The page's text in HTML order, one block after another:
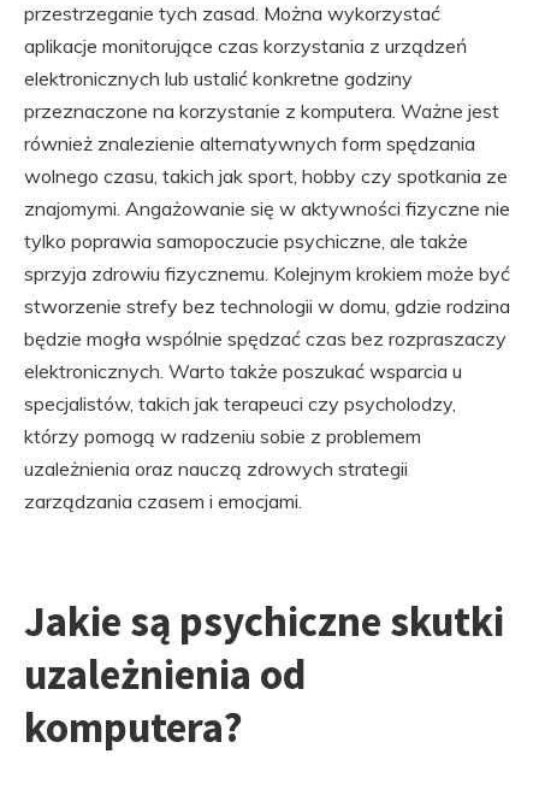
przestrzeganie tych zasad. Można wykorzystać
aplikacje monitorujące czas korzystania z urządzeń
elektronicznych lub ustalić konkretne godziny
przeznaczone na korzystanie z komputera. Ważne jest
również znalezienie alternatywnych form spędzania
wolnego czasu, takich jak sport, hobby czy spotkania ze
znajomymi. Angażowanie się w aktywności fizyczne nie
tylko poprawia samopoczucie psychiczne, ale także
sprzyja zdrowiu fizycznemu. Kolejnym krokiem może być
stworzenie strefy bez technologii w domu, gdzie rodzina
będzie mogła wspólnie spędzać czas bez rozpraszaczy
elektronicznych. Warto także poszukać wsparcia u
specjalistów, takich jak terapeuci czy psycholodzy,
którzy pomogą w radzeniu sobie z problemem
uzależnienia oraz nauczą zdrowych strategii
zarządzania czasem i emocjami.
Jakie są psychiczne skutki
uzależnienia od
komputera?